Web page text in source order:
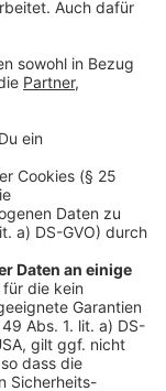
jetzt
es, wie schon
geben. Die
aus dem
Real Madrid
mit mehr als
weil sich
Tickets
Tränengas